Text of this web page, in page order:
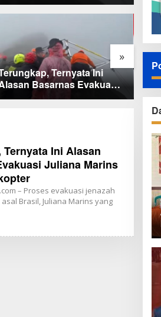
»
KelarPolemik 4 Pulau
Aceh, Muncul Klaim
Pulau RI yang Kini dalam
Ternyata Ini Alasan
Juliana Marins
– Proses evakuasi jenazah
Brasil, Juliana Marins yang